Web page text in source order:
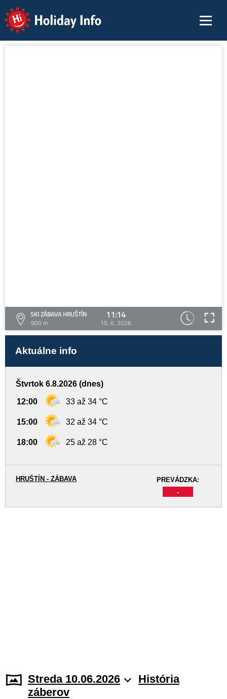
Holiday Info
SKI ZÁBAVA HRUŠTÍN
900 m
11:14
10. 6. 2026
Aktuálne info
Štvrtok 6.8.2026 (dnes)
12:00 33 až 34 °C
15:00 32 až 34 °C
18:00 25 až 28 °C
PREVÁDZKA:
-
HRUŠTÍN - ZÁBAVA
Streda 10.06.2026
História
záberov